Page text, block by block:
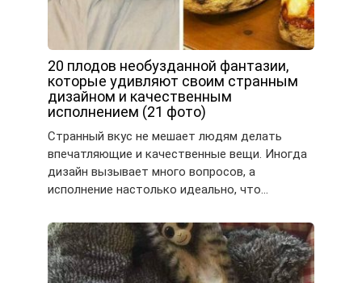
20 плодов необузданной фантазии,
которые удивляют своим странным
дизайном и качественным
исполнением (21 фото)
Странный вкус не мешает людям делать
впечатляющие и качественные вещи. Иногда
дизайн вызывает много вопросов, а
исполнение настолько идеально, что…